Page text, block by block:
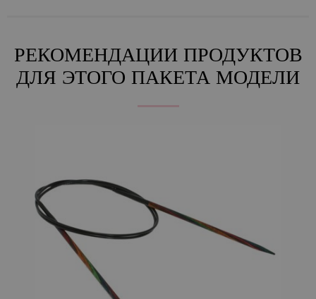
РЕКОМЕНДАЦИИ ПРОДУКТОВ
ДЛЯ ЭТОГО ПАКЕТА МОДЕЛИ